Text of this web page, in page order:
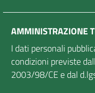
AMMINISTRAZIONE
I dati personali
condizioni previste
2003/98/CE e dal